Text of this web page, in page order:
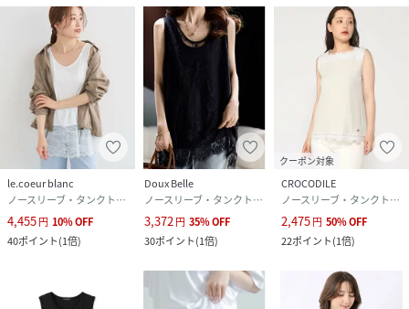
le.coeur blanc
ノースリーブ・タンクトップ
4,455円 10%OFF
40ポイント(1倍)
Doux Belle
ノースリーブ・タンクトップ
3,372 円 35%OFF
30ポイント(1倍)
クーポン対象
CROCODILE
ノースリーブ・タンクトップ
2,475円 50%OFF
22ポイント(1倍)